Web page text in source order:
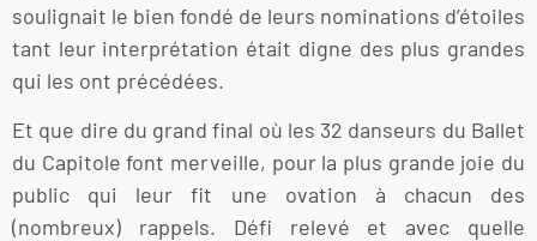
soulignait le bien fondé de leurs nominations d’étoiles
tant leur interprétation était digne des plus grandes
qui les ont précédées.
Et que dire du grand final où les 32 danseurs du Ballet
du Capitole font merveille, pour la plus grande joie du
public qui leur fit une ovation à chacun des
(nombreux) rappels. Défi relevé et avec quelle